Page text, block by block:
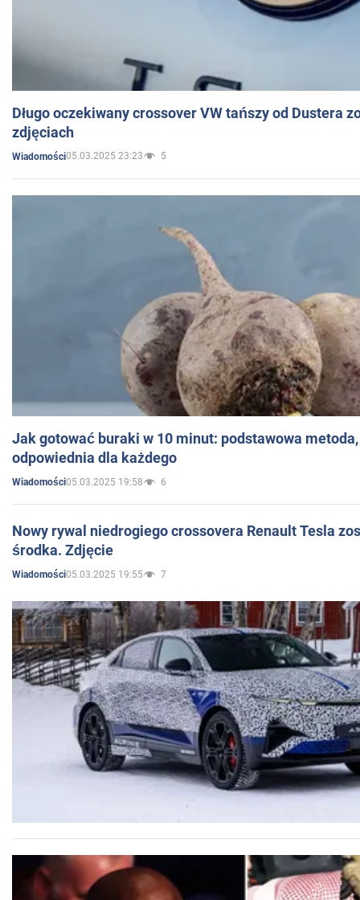
Długo oczekiwany crossover VW tańszy od Dustera
zdjęciach
Wiadomości05.03.2025 23:23 5
Jak gotować buraki w 10 minut: podstawowa
odpowiednia dla każdego
Wiadomości05.03.2025 19:58 6
Nowy rywal niedrogiego crossovera Renault Tesla
środka. Zdjęcie
Wiadomości05.03.2025 19:55 7